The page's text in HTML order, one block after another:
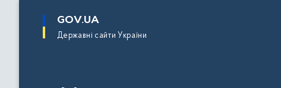
основного
GOV.UA
Державні сайти України